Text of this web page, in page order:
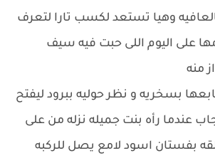
وهيا تستعد لكسب تارا لتعرف
على اليوم اللى حبت فيه سيف
منه
بسخريه و نظر حوليه ببرود ليفتح
عندما رأه بنت جميله نزله من على
بفستان اسود لامع يصل للركبه